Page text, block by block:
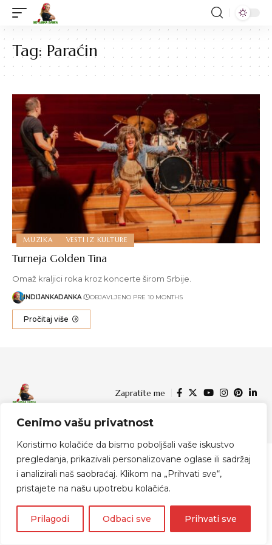
Cenimo vašu privatnost
Koristimo kolačiće da bismo poboljšali vaše iskustvo
pregledanja, prikazivali personalizovane oglase ili sadržaj
i analizirali naš saobraćaj. Klikom na „Prihvati sve“,
pristajete na našu upotrebu kolačića.
Prilagodi Odbaci sve Prihvati sve
Tag: Paraćin
MUZIKA VESTI IZ KULTURE
Turneja Golden Tina
Omaž kraljici roka kroz koncerte širom Srbije.
INDIJANKADANKA OBJAVLJENO PRE 10 MONTHS
Pročitaj više
Zapratite me
© 2024 Indijanka Danka